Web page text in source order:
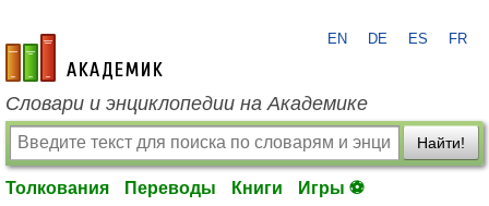
academic.ru
EN DE ES FR
Словари и энциклопедии на Академике
Найти!
Толкования Переводы Книги Игры ⚽